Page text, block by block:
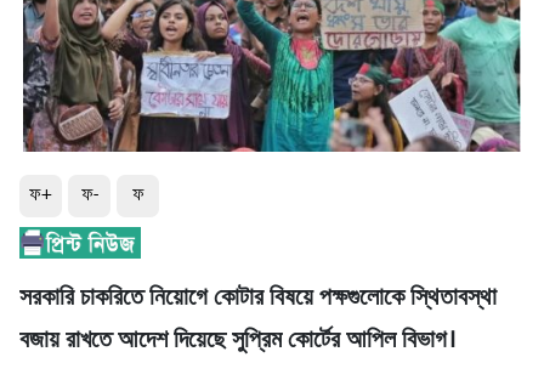
ফ+ ফ- ফ
সরকারি চাকরিতে নিয়োগে কোটার বিষয়ে পক্ষগুলোকে স্থিতাবস্থা
বজায় রাখতে আদেশ দিয়েছে সুপ্রিম কোর্টের আপিল বিভাগ।